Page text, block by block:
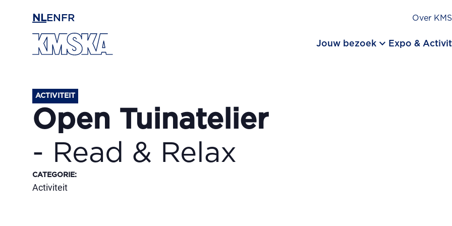
NLEN FR Over
Jouw bezoek keyboard_arrow_down Expo &
ACTIVITEIT
Open Tuinatelier
- Read & Relax
CATEGORIE:
Activiteit